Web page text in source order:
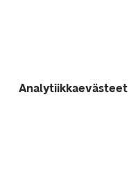
Analytiikkaevästeet